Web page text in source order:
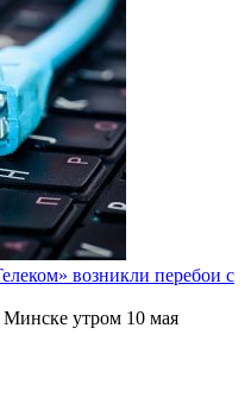
возникли перебои с
утром 10 мая